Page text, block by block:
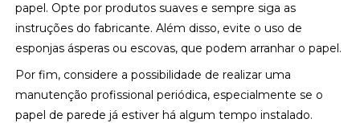
papel. Opte por produtos suaves e sempre siga as
instruções do fabricante. Além disso, evite o uso de
esponjas ásperas ou escovas, que podem arranhar o papel.
Por fim, considere a possibilidade de realizar uma
manutenção profissional periódica, especialmente se o
papel de parede já estiver há algum tempo instalado.